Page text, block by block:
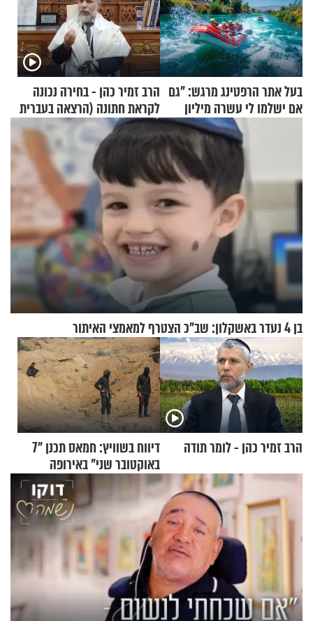
בעל אתר הרפטינג מרגש: "גם
אם ישלמו לי עשרה מיליון
שקלים - לא אפתח בשבת"
הרב זמיר כהן - בחירה נכונה
לקראת חתונה (הרצאה בעברית
+ צרפתית)
בן 4 נעדר באשקלון: שב"כ הצטרף למאמצי האיתור
הרב זמיר כהן - לומר תודה
דיווח בשוויץ: חמאס תכנן "7
באוקטובר שני" באירופה